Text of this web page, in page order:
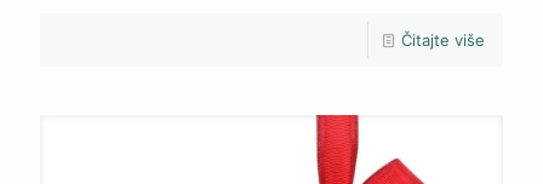
Čitajte više